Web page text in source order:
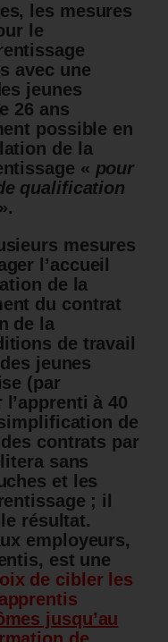
les mesures
le
avec une
jeunes
26 ans
possible en
de la
« pour
qualification
».
mesures
l’accueil
de la
du contrat
de la
de travail
jeunes
(par
à 40
de
contrats par
sans
et les
; il
résultat.
employeurs,
est une
de cibler les
jusqu’au